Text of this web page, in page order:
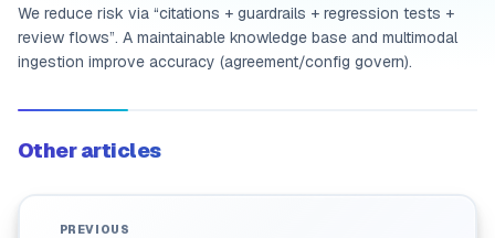
We reduce risk via “citations + guardrails + regression tests +
review flows”. A maintainable knowledge base and multimodal
ingestion improve accuracy (agreement/config govern).
Other articles
PREVIOUS